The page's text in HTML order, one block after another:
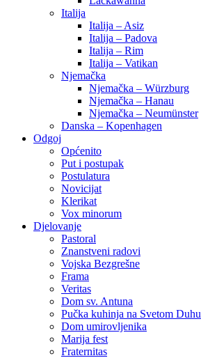
Italija
Italija – Asiz
Italija – Padova
Italija – Rim
Italija – Vatikan
Njemačka
Njemačka – Würzburg
Njemačka – Hanau
Njemačka – Neumünster
Danska – Kopenhagen
Odgoj
Općenito
Put i postupak
Postulatura
Novicijat
Klerikat
Vox minorum
Djelovanje
Pastoral
Znanstveni radovi
Vojska Bezgrešne
Frama
Veritas
Dom sv. Antuna
Pučka kuhinja na Svetom Duhu
Dom umirovljenika
Marija fest
Fraternitas